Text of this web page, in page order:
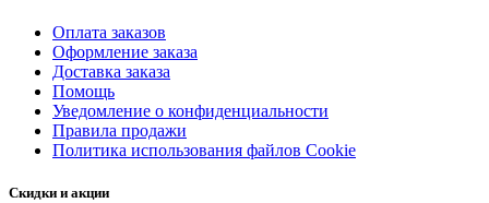
Оплата заказов
Оформление заказа
Доставка заказа
Помощь
Уведомление о конфиденциальности
Правила продажи
Политика использования файлов Cookie
Скидки и акции